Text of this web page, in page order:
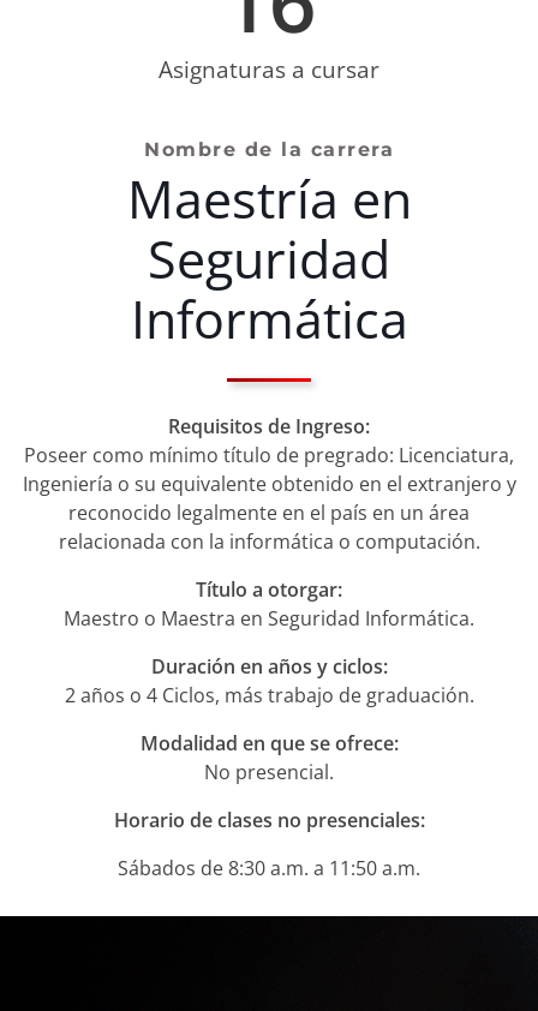
NOTICIAS
VALORES MORALES
Nombre de la carrera
Maestría en
Seguridad
Informática
Requisitos de Ingreso:
Poseer como mínimo título de pregrado: Licenciatura,
Ingeniería o su equivalente obtenido en el extranjero y
reconocido legalmente en el país en un área
relacionada con la informática o computación.
Título a otorgar:
Maestro o Maestra en Seguridad Informática.
Duración en años y ciclos:
2 años o 4 Ciclos, más trabajo de graduación.
Modalidad en que se ofrece:
No presencial.
Horario de clases no presenciales:
Sábados de 8:30 a.m. a 11:50 a.m.
Asignaturas a cursar